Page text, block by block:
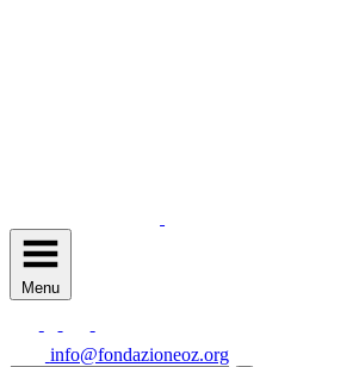
Menu
info@fondazioneoz.org